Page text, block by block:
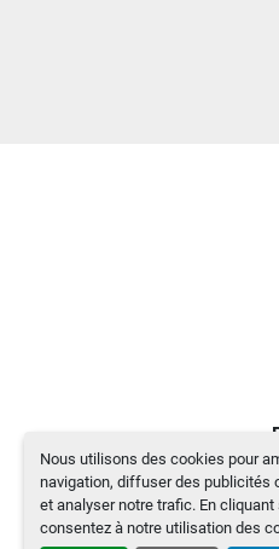
Nous utilisons des cookies pour
navigation, diffuser des publicités
et analyser notre trafic. En
consentez à notre utilisation des